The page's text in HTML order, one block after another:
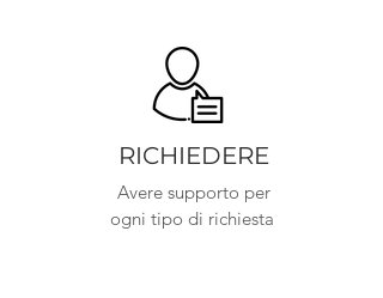
RICHIEDERE
Avere supporto per
ogni tipo di richiesta